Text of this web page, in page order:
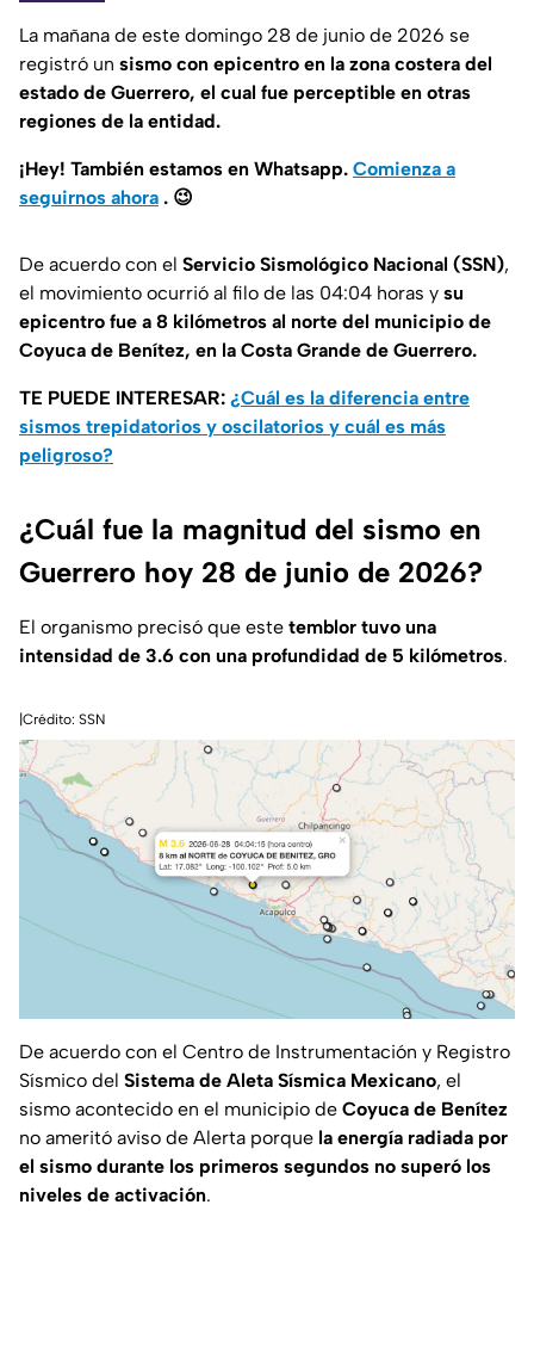
La mañana de este domingo 28 de junio de 2026 se
registró un sismo con epicentro en la zona costera del
estado de Guerrero, el cual fue perceptible en otras
regiones de la entidad.
¡Hey! También estamos en Whatsapp. Comienza a
seguirnos ahora . 😉
De acuerdo con el Servicio Sismológico Nacional (SSN),
el movimiento ocurrió al filo de las 04:04 horas y su
epicentro fue a 8 kilómetros al norte del municipio de
Coyuca de Benítez, en la Costa Grande de Guerrero.
TE PUEDE INTERESAR: ¿Cuál es la diferencia entre
sismos trepidatorios y oscilatorios y cuál es más
peligroso?
¿Cuál fue la magnitud del sismo en
Guerrero hoy 28 de junio de 2026?
El organismo precisó que este temblor tuvo una
intensidad de 3.6 con una profundidad de 5 kilómetros.
|Crédito: SSN
De acuerdo con el Centro de Instrumentación y Registro
Sísmico del Sistema de Aleta Sísmica Mexicano, el
sismo acontecido en el municipio de Coyuca de Benítez
no ameritó aviso de Alerta porque la energía radiada por
el sismo durante los primeros segundos no superó los
niveles de activación.